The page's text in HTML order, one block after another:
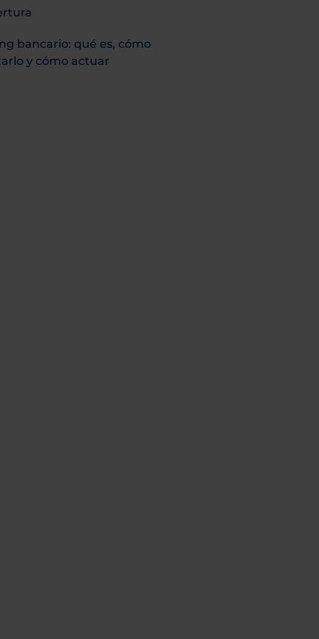
bancario: qué es, cómo
y cómo actuar